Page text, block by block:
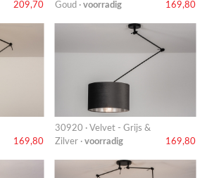
209,70
Goud · voorradig 169,80
169,80
30920 · Velvet - Grijs &
Zilver · voorradig 169,80